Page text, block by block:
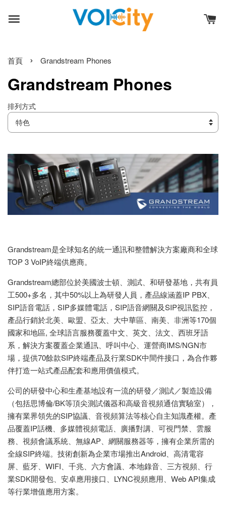
首頁 › Grandstream Phones
Grandstream Phones
排列方式
Grandstream是全球知名的統一通訊和整體解決方案廠商和全球
TOP 3 VoIP終端供應商。
Grandstream總部位於美國波士頓、測試、和研發基地，共有員
工500+多名，其中50%以上為研發人員，產品線涵蓋IP PBX、
SIP語音電話，SIP多媒體電話，SIP語音網關及SIP視訊監控，
產品行銷於北美、歐盟、亞太、大中華區、南美、非洲等170個
國家和地區, 全球語言服務覆蓋中文、英文、法文、西班牙語
系，解決方案覆蓋企業通訊、呼叫中心、運營商IMS/NGN市
場，提供70餘款SIP終端產品及行業SDK中間件接口，為合作夥
伴打造一站式產品配套和應用價值模式。
公司的研發中心和生產基地設有一流的研發／測試／製造設備
（包括思博倫/BK等頂尖測試儀器和高級音視頻通信實驗室），
擁有業界領先的SIP協議、音視頻算法等核心自主知識產權。產
品覆蓋IP話機、多媒體視頻電話、廣播對講、可視門禁、雲服
務、視頻會議系統、無線AP、網關服務器等，擁有企業所需的
全線SIP終端。技術創新為企業市場推出Android、高清電容
屏、藍牙、WIFI、千兆、六方會議、本地錄音、三方視頻、行
業SDK開發包、安卓應用接口、LYNC視頻應用、Web API集成
等行業增值應用方案。